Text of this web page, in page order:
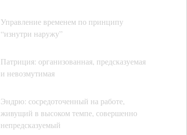
Управление временем по принципу
“изнутри наружу”
Патриция: организованная, предсказуемая
и невозмутимая
Эндрю: сосредоточенный на работе,
живущий в высоком темпе, совершенно
непредсказуемый